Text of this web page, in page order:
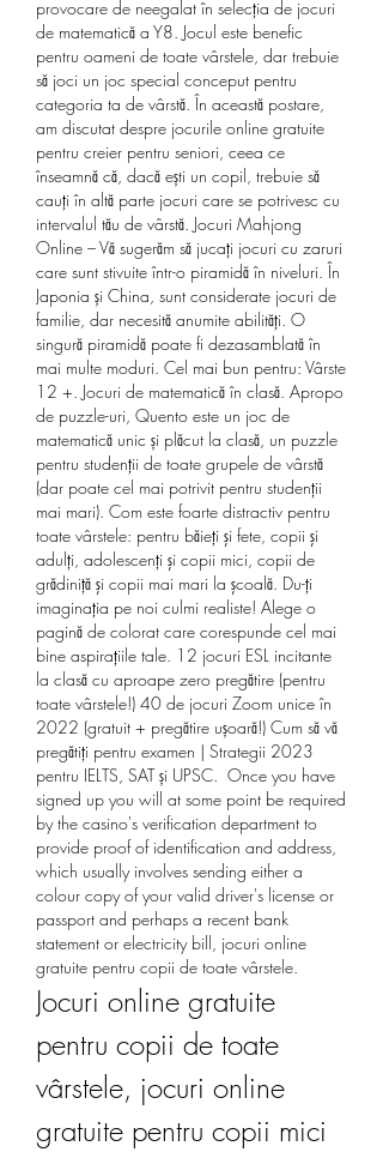
provocare de neegalat în selecția de jocuri
de matematică a Y8. Jocul este benefic
pentru oameni de toate vârstele, dar trebuie
să joci un joc special conceput pentru
categoria ta de vârstă. În această postare,
am discutat despre jocurile online gratuite
pentru creier pentru seniori, ceea ce
înseamnă că, dacă ești un copil, trebuie să
cauți în altă parte jocuri care se potrivesc cu
intervalul tău de vârstă. Jocuri Mahjong
Online – Vă sugerăm să jucați jocuri cu zaruri
care sunt stivuite într-o piramidă în niveluri. În
Japonia și China, sunt considerate jocuri de
familie, dar necesită anumite abilități. O
singură piramidă poate fi dezasamblată în
mai multe moduri. Cel mai bun pentru: Vârste
12 +. Jocuri de matematică în clasă. Apropo
de puzzle-uri, Quento este un joc de
matematică unic și plăcut la clasă, un puzzle
pentru studenții de toate grupele de vârstă
(dar poate cel mai potrivit pentru studenții
mai mari). Com este foarte distractiv pentru
toate vârstele: pentru băieţi şi fete, copii şi
adulţi, adolescenţi şi copii mici, copii de
grădiniţă şi copii mai mari la şcoală. Du-ţi
imaginaţia pe noi culmi realiste! Alege o
pagină de colorat care corespunde cel mai
bine aspiraţiile tale. 12 jocuri ESL incitante
la clasă cu aproape zero pregătire (pentru
toate vârstele!) 40 de jocuri Zoom unice în
2022 (gratuit + pregătire ușoară!) Cum să vă
pregătiți pentru examen | Strategii 2023
pentru IELTS, SAT și UPSC.  Once you have
signed up you will at some point be required
by the casino's verification department to
provide proof of identification and address,
which usually involves sending either a
colour copy of your valid driver's license or
passport and perhaps a recent bank
statement or electricity bill, jocuri online
gratuite pentru copii de toate vârstele.
Jocuri online gratuite
pentru copii de toate
vârstele, jocuri online
gratuite pentru copii mici